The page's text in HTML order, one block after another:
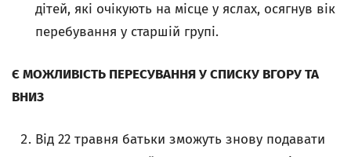
дітей, які очікують на місце у яслах, осягнув вік
перебування у старшій групі.
Є МОЖЛИВІСТЬ ПЕРЕСУВАННЯ У СПИСКУ ВГОРУ ТА
ВНИЗ
Від 22 травня батьки зможуть знову подавати